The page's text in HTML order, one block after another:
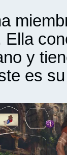
Ella
y
es